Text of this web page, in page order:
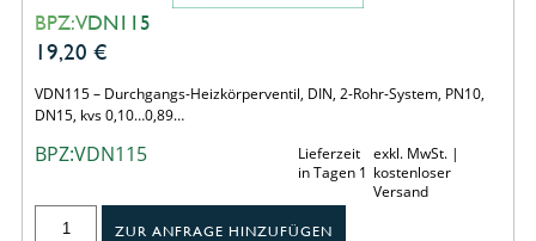
BPZ:VDN115
19,20 €
VDN115 – Durchgangs-Heizkörperventil, DIN, 2-Rohr-System, PN10,
DN15, kvs 0,10…0,89…
BPZ:VDN115
Lieferzeit
in Tagen 1
exkl. MwSt. |
kostenloser
Versand
ZUR ANFRAGE HINZUFÜGEN